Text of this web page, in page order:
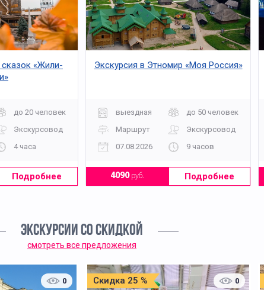
«Жили-
до 20 человек
Экскурсовод
4 часа
Подробнее
Экскурсия в Этномир «Моя Россия»
выездная
до 50 человек
Маршрут
Экскурсовод
07.08.2026
9 часов
4090руб. Подробнее
ЭКСКУРСИИ СО СКИДКОЙ
смотреть все предложения
0 Скидка 25 % 0